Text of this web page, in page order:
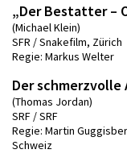
„Der Bestatter –
(Michael Klein)
SFR / Snakefilm, Zürich
Regie: Markus Welter
Der schmerzvolle
(Thomas Jordan)
SRF / SRF
Regie: Martin
Schweiz